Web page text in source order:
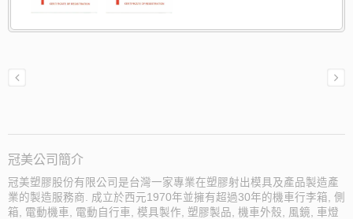
冠美公司簡介
冠美塑膠股份有限公司是台灣一家專業在塑膠射出模具及產品製造產
業的製造服務商. 成立於西元1970年並擁有超過30年的機車行李箱, 側
箱, 電動機車, 電動自行車, 模具製作, 塑膠製品, 機車外殼, 風鏡, 車燈